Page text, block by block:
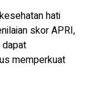
hati
skor APRI,
dapat
memperkuat